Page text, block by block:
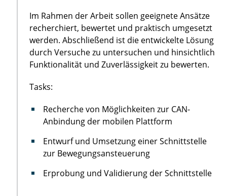
Im Rahmen der Arbeit sollen geeignete Ansätze
recherchiert, bewertet und praktisch umgesetzt
werden. Abschließend ist die entwickelte Lösung
durch Versuche zu untersuchen und hinsichtlich
Funktionalität und Zuverlässigkeit zu bewerten.
Tasks:
Recherche von Möglichkeiten zur CAN-
Anbindung der mobilen Plattform
Entwurf und Umsetzung einer Schnittstelle
zur Bewegungsansteuerung
Erprobung und Validierung der Schnittstelle